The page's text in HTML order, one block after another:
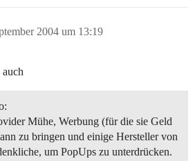
2004 um 13:19
Mühe, Werbung (für die sie Geld
zu bringen und einige Hersteller von
um PopUps zu unterdrücken.